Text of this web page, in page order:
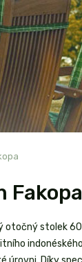
Fakopa
otočný stolek